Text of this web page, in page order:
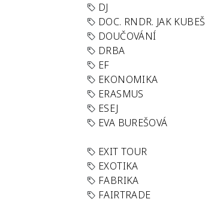
DJ
DOC. RNDR. JAK KUBEŠ
DOUČOVÁNÍ
DRBA
EF
EKONOMIKA
ERASMUS
ESEJ
EVA BUREŠOVÁ
EXIT TOUR
EXOTIKA
FABRIKA
FAIRTRADE